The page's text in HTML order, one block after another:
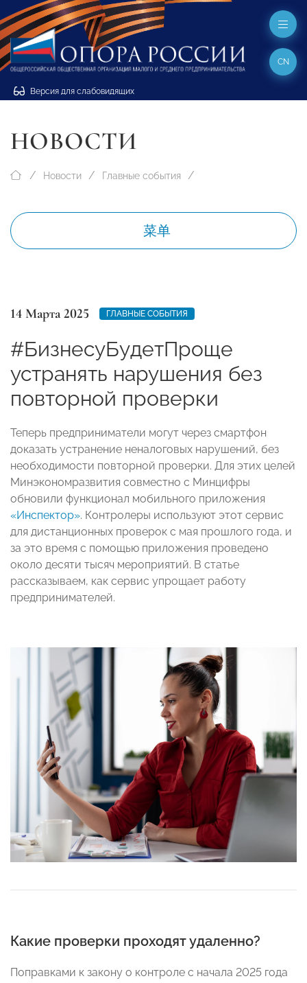
Версия для слабовидящих
CN
НОВОСТИ
Новости Главные события
菜单
14 Марта 2025 ГЛАВНЫЕ СОБЫТИЯ
#БизнесуБудетПроще
устранять нарушения без
повторной проверки
Теперь предприниматели могут через смартфон
доказать устранение неналоговых нарушений, без
необходимости повторной проверки. Для этих целей
Минэкономразвития совместно с Минцифры
обновили функционал мобильного приложения
«Инспектор». Контролеры используют этот сервис
для дистанционных проверок с мая прошлого года, и
за это время с помощью приложения проведено
около десяти тысяч мероприятий. В статье
рассказываем, как сервис упрощает работу
предпринимателей.
Какие проверки проходят удаленно?
Поправками к закону о контроле с начала 2025 года